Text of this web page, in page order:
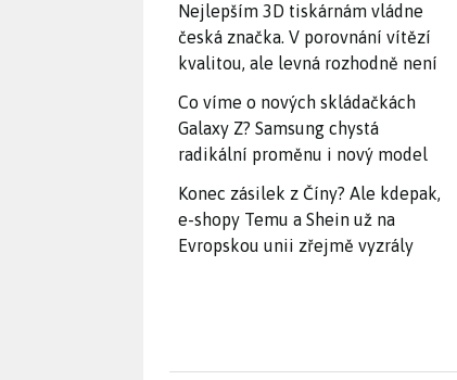
Nejlepším 3D tiskárnám vládne
česká značka. V porovnání vítězí
kvalitou, ale levná rozhodně není
Co víme o nových skládačkách
Galaxy Z? Samsung chystá
radikální proměnu i nový model
Konec zásilek z Číny? Ale kdepak,
e-shopy Temu a Shein už na
Evropskou unii zřejmě vyzrály